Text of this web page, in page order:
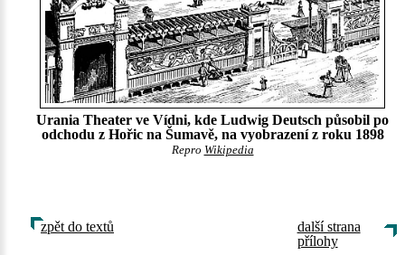
Urania Theater ve Vídni, kde Ludwig Deutsch působil po
odchodu z Hořic na Šumavě, na vyobrazení z roku 1898
Repro Wikipedia
zpět do textů
další strana
přílohy